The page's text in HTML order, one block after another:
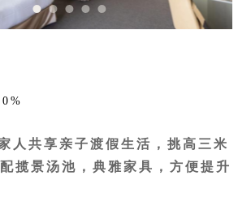
人共享亲子渡假生活，挑高三米
揽景汤池，典雅家具，方便提升